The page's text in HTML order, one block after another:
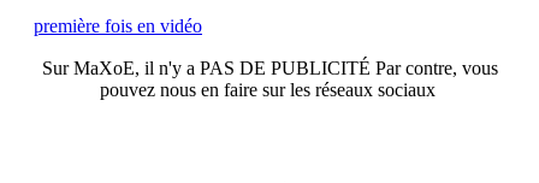
première fois en vidéo
SurMaXoE, il n'y a PAS DE PUBLICITÉ Par contre, vous
pouvez nous en faire sur les réseaux sociaux